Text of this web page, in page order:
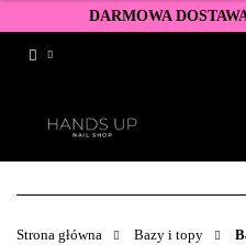
DARMOWA
Strona główna Bazy i topy